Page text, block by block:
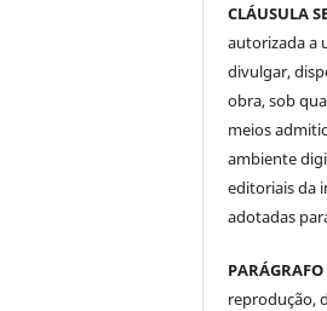
CLÁUSULA
autorizada a
divulgar,
obra, sob
meios
ambiente
editoriais da
adotadas
reprodução,